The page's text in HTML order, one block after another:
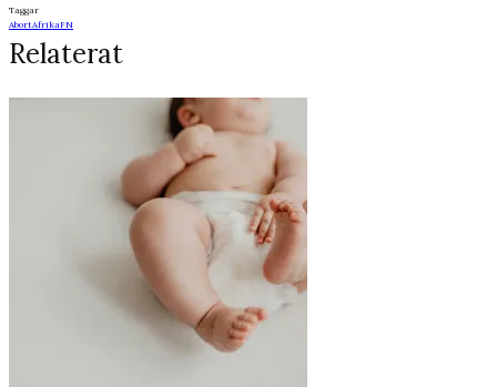
Taggar
AbortAfrikaFN
Relaterat